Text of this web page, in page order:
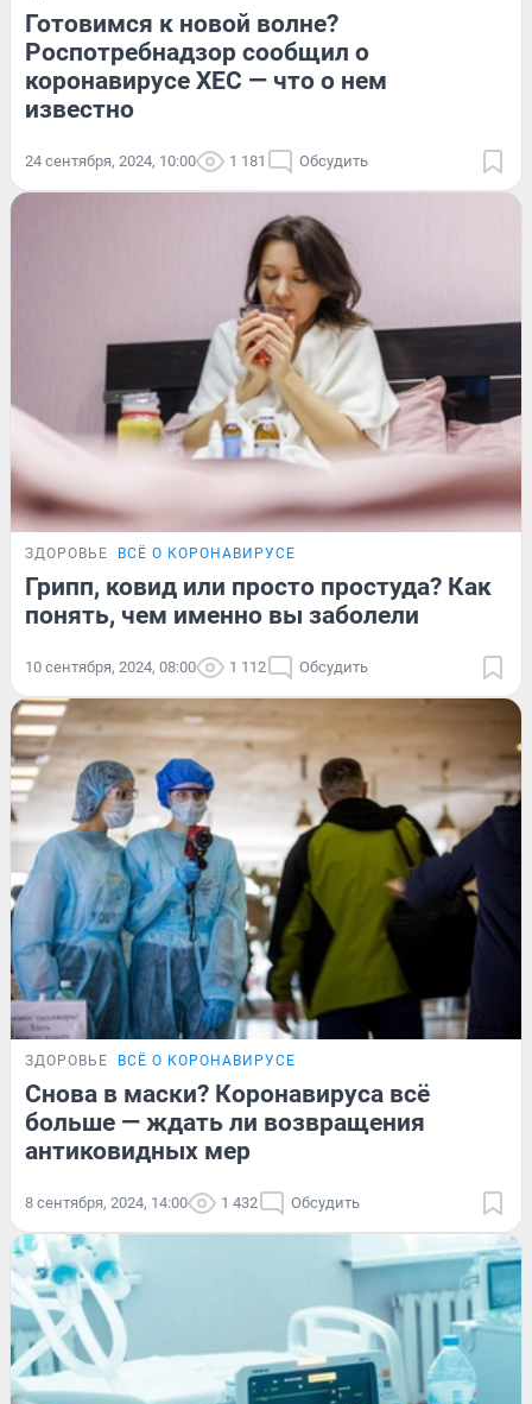
Готовимся к новой волне?
Роспотребнадзор сообщил о
коронавирусе XEC — что о нем
известно
24 сентября, 2024, 10:00 1 181 Обсудить
ЗДОРОВЬЕ ВСЁ О КОРОНАВИРУСЕ
Грипп, ковид или просто простуда? Как
понять, чем именно вы заболели
10 сентября, 2024, 08:00 1 112 Обсудить
ЗДОРОВЬЕ ВСЁ О КОРОНАВИРУСЕ
Снова в маски? Коронавируса всё
больше — ждать ли возвращения
антиковидных мер
8 сентября, 2024, 14:00 1 432 Обсудить